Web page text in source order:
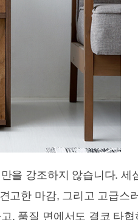
을 강조하지 않습니다.
고한 마감, 그리고 고급스
, 품질 면에서도 결코 타